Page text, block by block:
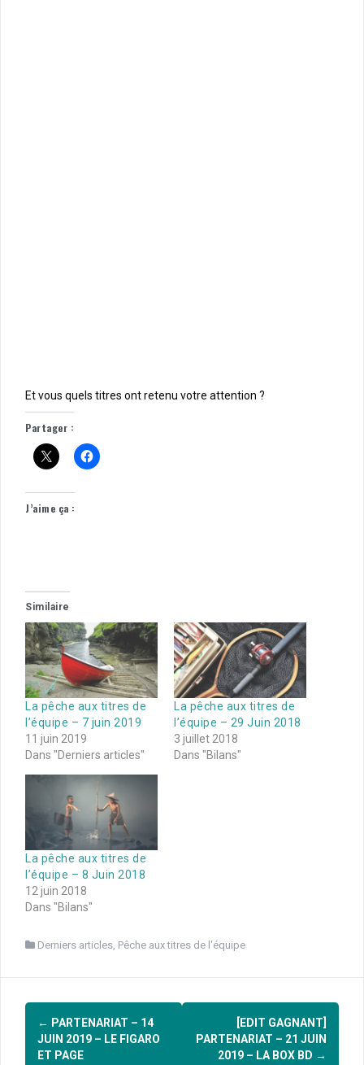
Et vous quels titres ont retenu votre attention ?
Partager :
J’aime ça :
Similaire
La pêche aux titres de
l’équipe – 7 juin 2019
11 juin 2019
Dans "Derniers articles"
La pêche aux titres de
l’équipe – 29 Juin 2018
3 juillet 2018
Dans "Bilans"
La pêche aux titres de
l’équipe – 8 Juin 2018
12 juin 2018
Dans "Bilans"
Derniers articles, Pêche aux titres de l'équipe
Navigation
d'article
← PARTENARIAT – 14
JUIN 2019 – LE FIGARO
ET PAGE
[EDIT GAGNANT]
PARTENARIAT – 21 JUIN
2019 – LA BOX BD →